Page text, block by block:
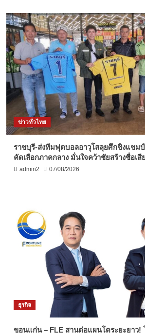
ข่าวทั่วไทย
ราชบุรี-ส่งทีมฟุตบอลอาวุโสลุยศึกชิงแชม
คัดเลือกภาคกลาง มั่นใจคว้าชัยสร้างชื่อเสี
admin2 07/08/2026
ธุรกิจ
ขอนแก่น – FLE สานต่อแผนโตระยะยาว!